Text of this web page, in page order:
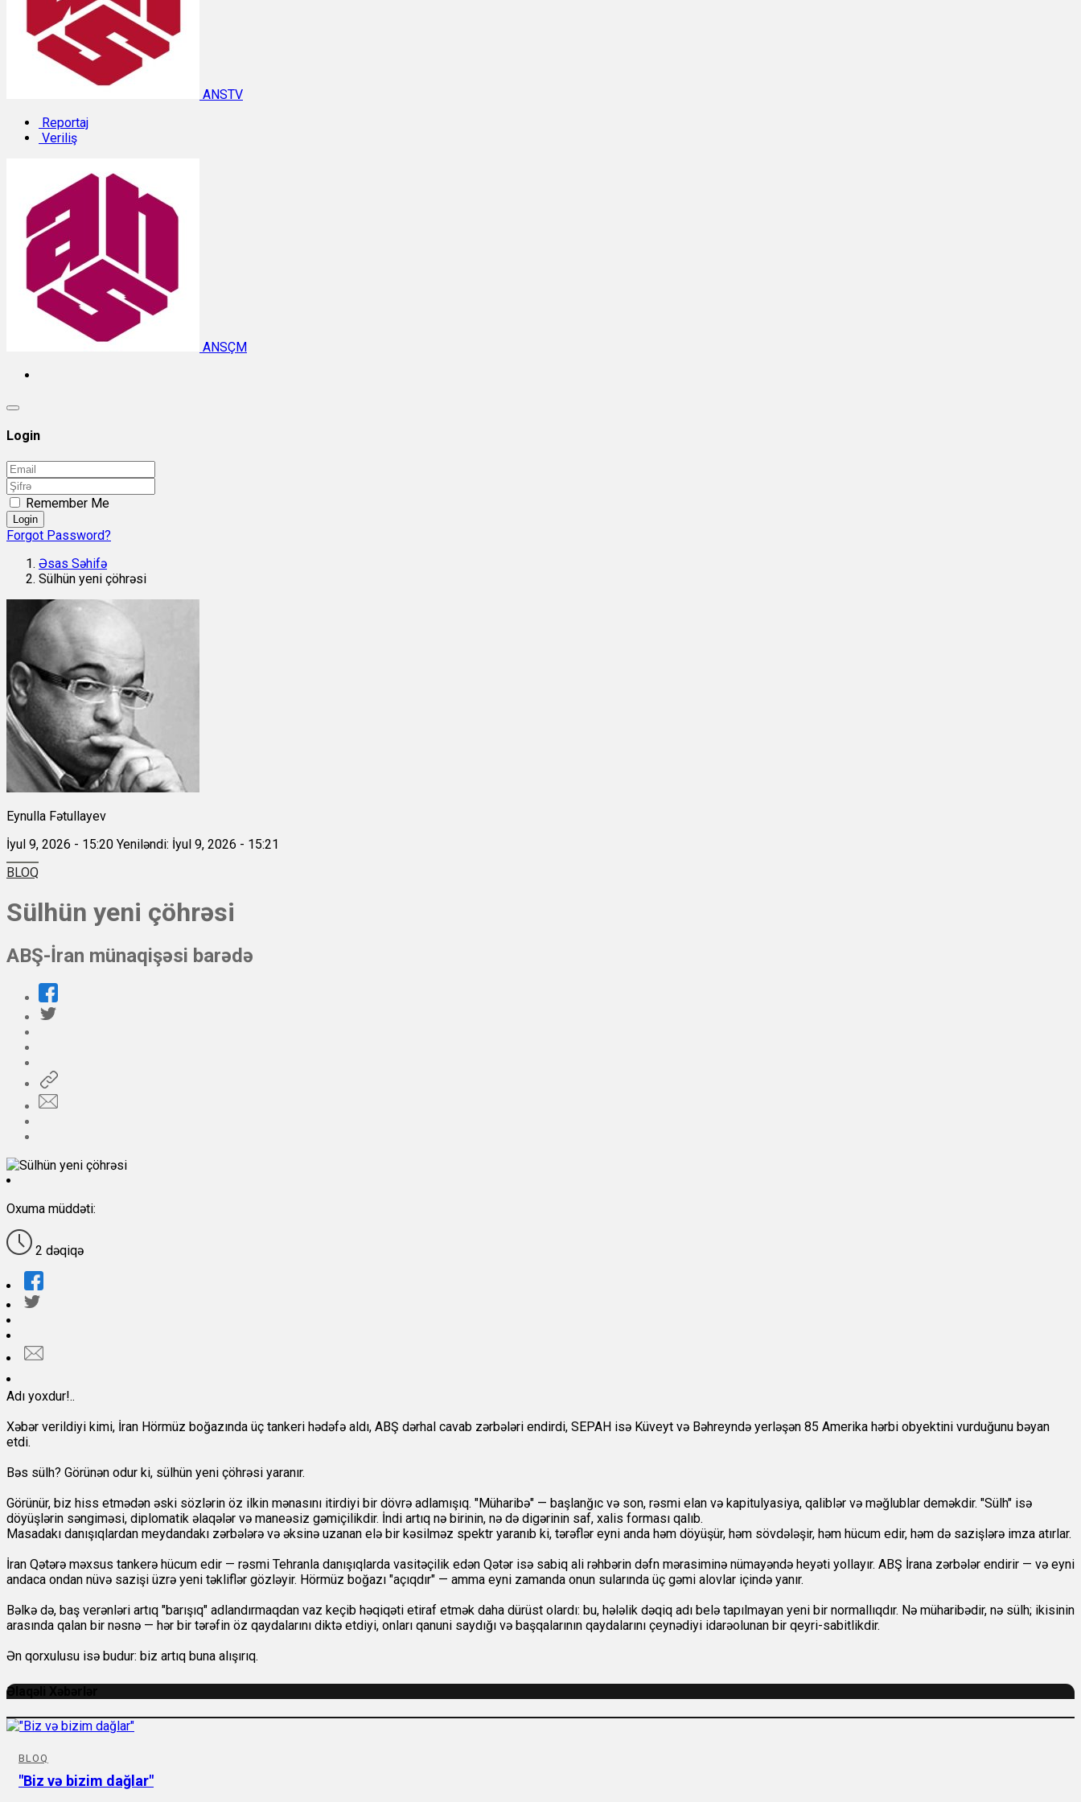
ANSTV
Reportaj
Veriliş
ANSÇM
Login
Remember Me
Login
Forgot Password?
Əsas Səhifə
Sülhün yeni çöhrəsi
Eynulla Fətullayev
İyul 9, 2026 - 15:20 Yeniləndi: İyul 9, 2026 - 15:21
BLOQ
Sülhün yeni çöhrəsi
ABŞ-İran münaqişəsi barədə
Oxuma müddəti:
2 dəqiqə
Adı yoxdur!..
Xəbər verildiyi kimi, İran Hörmüz boğazında üç tankeri hədəfə aldı, ABŞ dərhal cavab zərbələri endirdi, SEPAH isə Küveyt və Bəhreyndə yerləşən 85 Amerika hərbi obyektini vurduğunu bəyan
etdi.
Bəs sülh? Görünən odur ki, sülhün yeni çöhrəsi yaranır.
Görünür, biz hiss etmədən əski sözlərin öz ilkin mənasını itirdiyi bir dövrə adlamışıq. "Müharibə" — başlanğıc və son, rəsmi elan və kapitulyasiya, qaliblər və məğlublar deməkdir. "Sülh" isə
döyüşlərin səngiməsi, diplomatik əlaqələr və maneəsiz gəmiçilikdir. İndi artıq nə birinin, nə də digərinin saf, xalis forması qalıb.
Masadakı danışıqlardan meydandakı zərbələrə və əksinə uzanan elə bir kəsilməz spektr yaranıb ki, tərəflər eyni anda həm döyüşür, həm sövdələşir, həm hücum edir, həm də sazişlərə imza atırlar.
İran Qətərə məxsus tankerə hücum edir — rəsmi Tehranla danışıqlarda vasitəçilik edən Qətər isə sabiq ali rəhbərin dəfn mərasiminə nümayəndə heyəti yollayır. ABŞ İrana zərbələr endirir — və eyni
andaca ondan nüvə sazişi üzrə yeni təkliflər gözləyir. Hörmüz boğazı "açıqdır" — amma eyni zamanda onun sularında üç gəmi alovlar içində yanır.
Bəlkə də, baş verənləri artıq "barışıq" adlandırmaqdan vaz keçib həqiqəti etiraf etmək daha dürüst olardı: bu, hələlik dəqiq adı belə tapılmayan yeni bir normallıqdır. Nə müharibədir, nə sülh; ikisinin
arasında qalan bir nəsnə — hər bir tərəfin öz qaydalarını diktə etdiyi, onları qanuni saydığı və başqalarının qaydalarını çeynədiyi idarəolunan bir qeyri-sabitlikdir.
Ən qorxulusu isə budur: biz artıq buna alışırıq.
Əlaqəli Xəbərlər
BLOQ
"Biz və bizim dağlar"